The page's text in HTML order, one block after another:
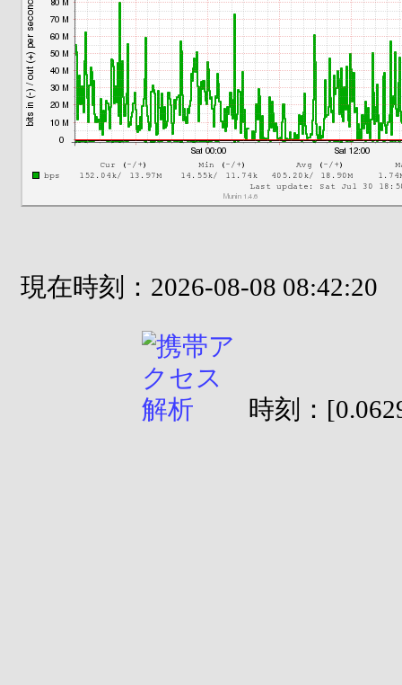
現在時刻：2026-08-08 08:42:20
時刻：